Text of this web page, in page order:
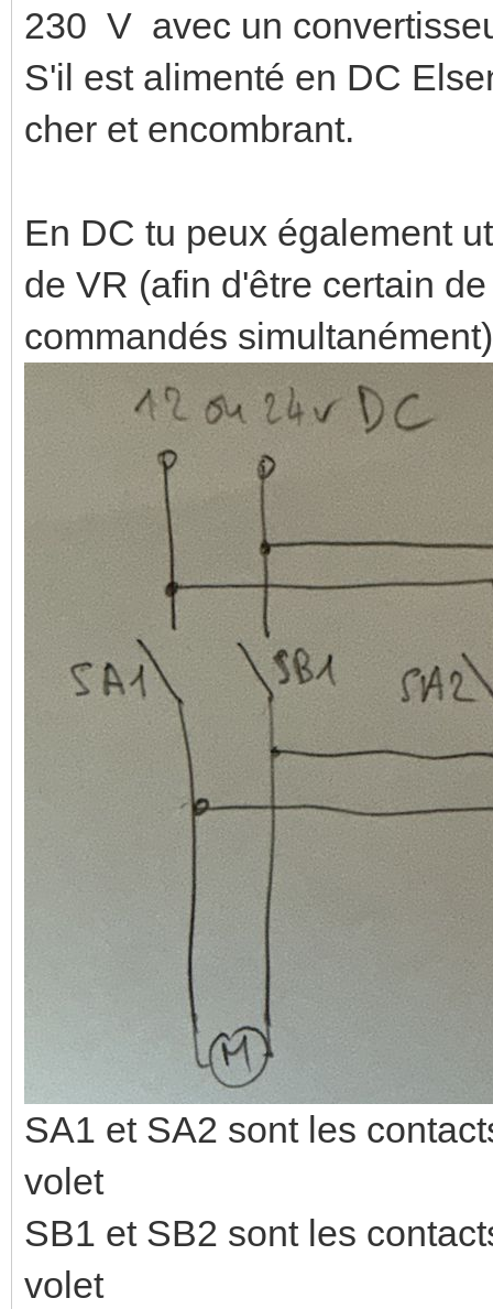
230 V avec un
S'il est alimenté en DC
cher et encombrant.
En DC tu peux également
de VR (afin d'être certain
commandés
SA1 et SA2 sont les
volet
SB1 et SB2 sont les
volet